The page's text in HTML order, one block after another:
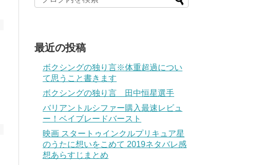
最近の投稿
ボクシングの独り言※体重超過につい
て思うこと書きます
ボクシングの独り言 田中恒星選手
バリアントルシファー購入最速レビュ
ー！ベイブレードバースト
映画 スタートゥインクルプリキュア星
のうたに想いをこめて 2019ネタバレ感
想あらすじまとめ